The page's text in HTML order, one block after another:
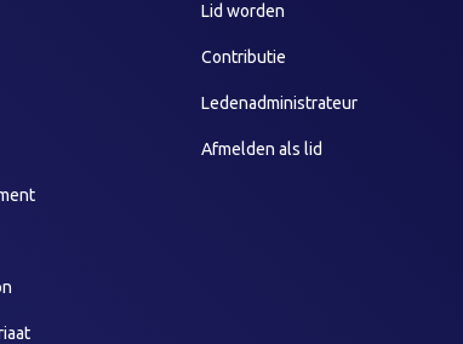
Lid worden
Contributie
Ledenadministrateur
Afmelden als lid